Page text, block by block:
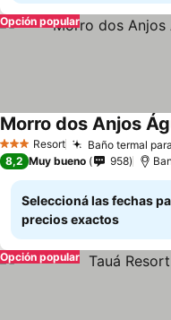
Opción popular
3 EstrellasResort Baño termal
Morro dos Anjos
8,2 Muy bueno 958
Seleccioná las fechas
precios exactos
Opción popular